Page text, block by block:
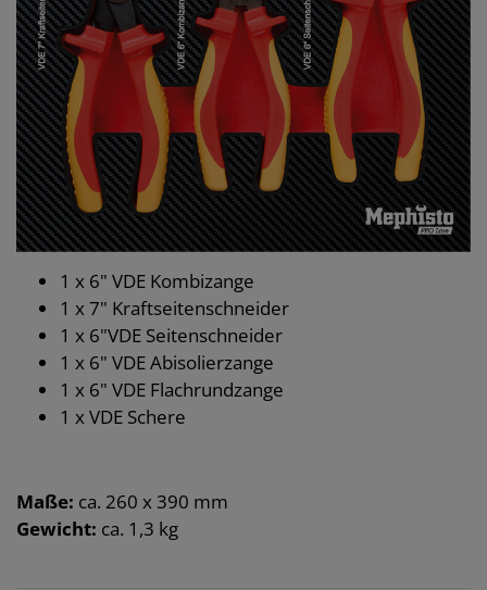
1 x 6" VDE Kombizange
1 x 7" Kraftseitenschneider
1 x 6"VDE Seitenschneider
1 x 6" VDE Abisolierzange
1 x 6" VDE Flachrundzange
1 x VDE Schere
Maße: ca. 260 x 390 mm
Gewicht: ca. 1,3 kg